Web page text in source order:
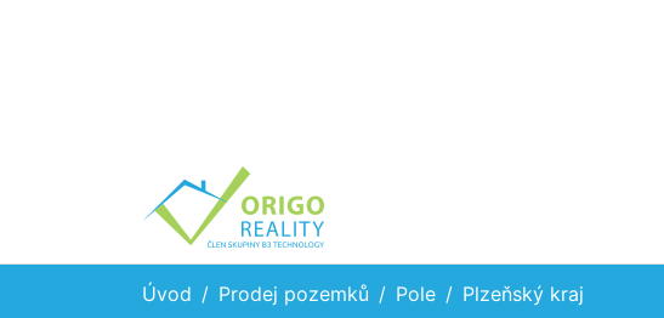
Úvod Prodej pozemků Pole Plzeňský kraj